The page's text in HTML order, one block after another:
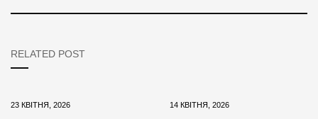
RELATED POST
23 КВІТНЯ, 2026 14 КВІТНЯ, 2026